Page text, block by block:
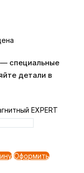
специальные
детали в
EXPERT
Оформить